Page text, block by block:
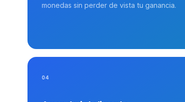
monedas sin perder de vista tu ganancia.
04